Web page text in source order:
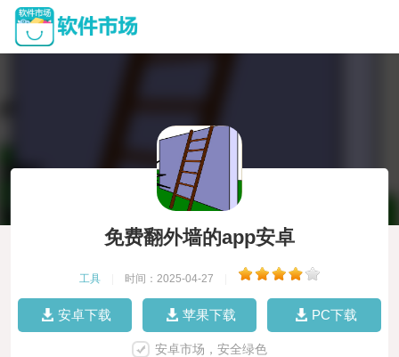
免费翻外墙的app安卓
工具 时间：2025-04-27
安卓下载 苹果下载 PC下载
安卓市场，安全绿色